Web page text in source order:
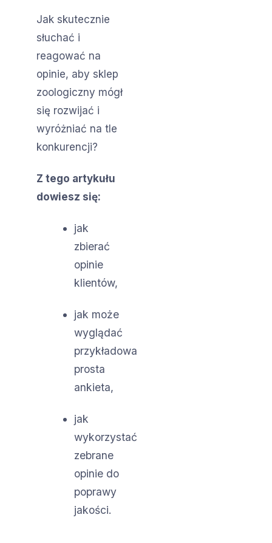
Jak skutecznie
słuchać i
reagować na
opinie, aby sklep
zoologiczny mógł
się rozwijać i
wyróżniać na tle
konkurencji?
Z tego artykułu
dowiesz się:
jak
zbierać
opinie
klientów,
jak może
wyglądać
przykładowa
prosta
ankieta,
jak
wykorzystać
zebrane
opinie do
poprawy
jakości.